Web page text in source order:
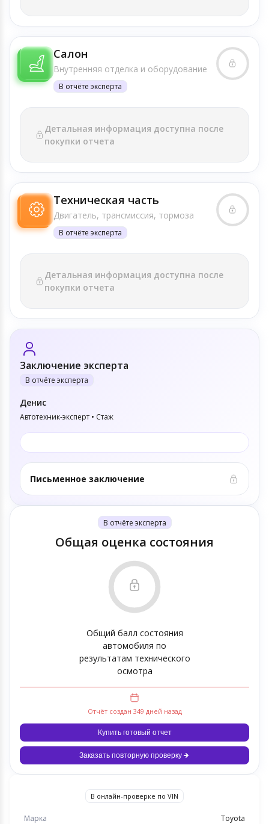
Салон
Внутренняя отделка и оборудование
В отчёте эксперта
Детальная информация доступна после
покупки отчета
Техническая часть
Двигатель, трансмиссия, тормоза
В отчёте эксперта
Детальная информация доступна после
покупки отчета
Заключение эксперта
В отчёте эксперта
Денис
Автотехник-эксперт • Стаж
Письменное заключение
В отчёте эксперта
Общая оценка состояния
Общий балл состояния
автомобиля по
результатам технического
осмотра
Отчёт создан 349 дней назад
Купить готовый отчет
Заказать повторную проверку
В онлайн-проверке по VIN
Марка
Toyota